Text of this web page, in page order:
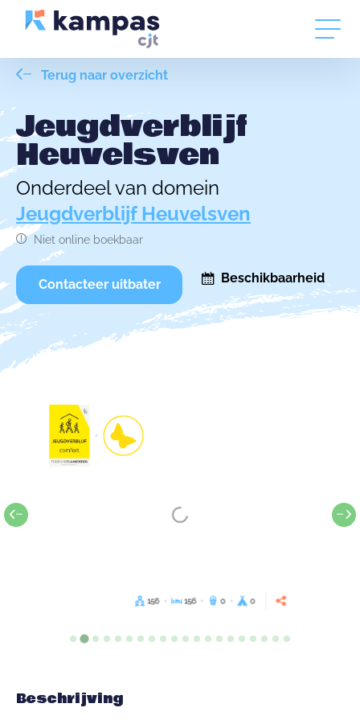
Terug naar overzicht
Jeugdverblijf
Heuvelsven
Onderdeel van domein
Jeugdverblijf Heuvelsven
Niet online boekbaar
Contacteer uitbater Beschikbaarheid
156 156 0 0
Beschrijving